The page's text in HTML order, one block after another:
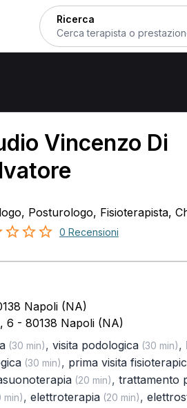
Ricerca
Vincenzo Di
Posturologo, Fisioterapista,
0 Recensioni
Napoli (NA)
6 - 80138 Napoli (NA)
(30 min), visita podologica(30 min),
(30 min), prima visita
(20 min), trattamento
, elettroterapia(20 min),